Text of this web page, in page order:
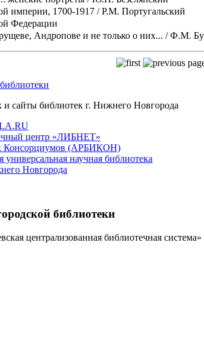
империи, 1700-1917 / Р.М. Португальский
Федерации
Андропове и не только о них... / Ф.М.
сайты библиотек г. Нижнего Новгорода
центр «ЛИБНЕТ»
Консорциумов (АРБИКОН)
универсальная научная библиотека
Новгорода
библиотеки
централизованная библиотечная